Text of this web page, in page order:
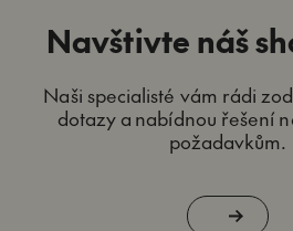
Navštivte náš
Naši specialisté vám rádi
dotazy a nabídnou řešení
požadavkům.